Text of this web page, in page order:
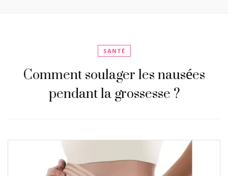
SANTÉ
Comment soulager les nausées
pendant la grossesse ?